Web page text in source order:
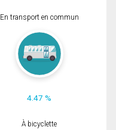
En transport en commun
4.47 %
À bicyclette